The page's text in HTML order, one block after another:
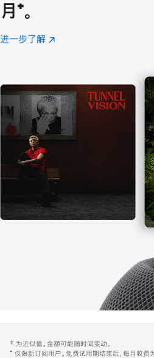
月 脚
注
⁺。
进一步了解 Apple
(在
口
中
打
开)
页
注
‡ 为近似值。金额可能随时间变动。
⁺ 仅限新订阅用户。免费试用期结束后，每月收